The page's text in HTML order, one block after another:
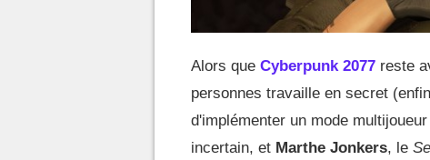
Alors que Cyberpunk 2077 reste
personnes travaille en secret
d'implémenter un mode
incertain, et Marthe Jonkers, le